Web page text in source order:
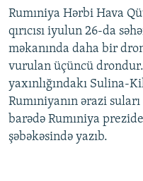
Rumıniya Hərbi Hava
qırıcısı iyulun 26-da
məkanında daha bir
vurulan üçüncü drondur.
yaxınlığındakı Sulina-
Rumıniyanın ərazi
barədə Rumıniya
şəbəkəsində yazıb.